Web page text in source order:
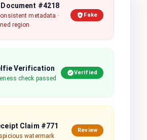
Document #4218
metadata ·
region
Fake
Verification
check passed
Verified
Claim #771
watermark
Review